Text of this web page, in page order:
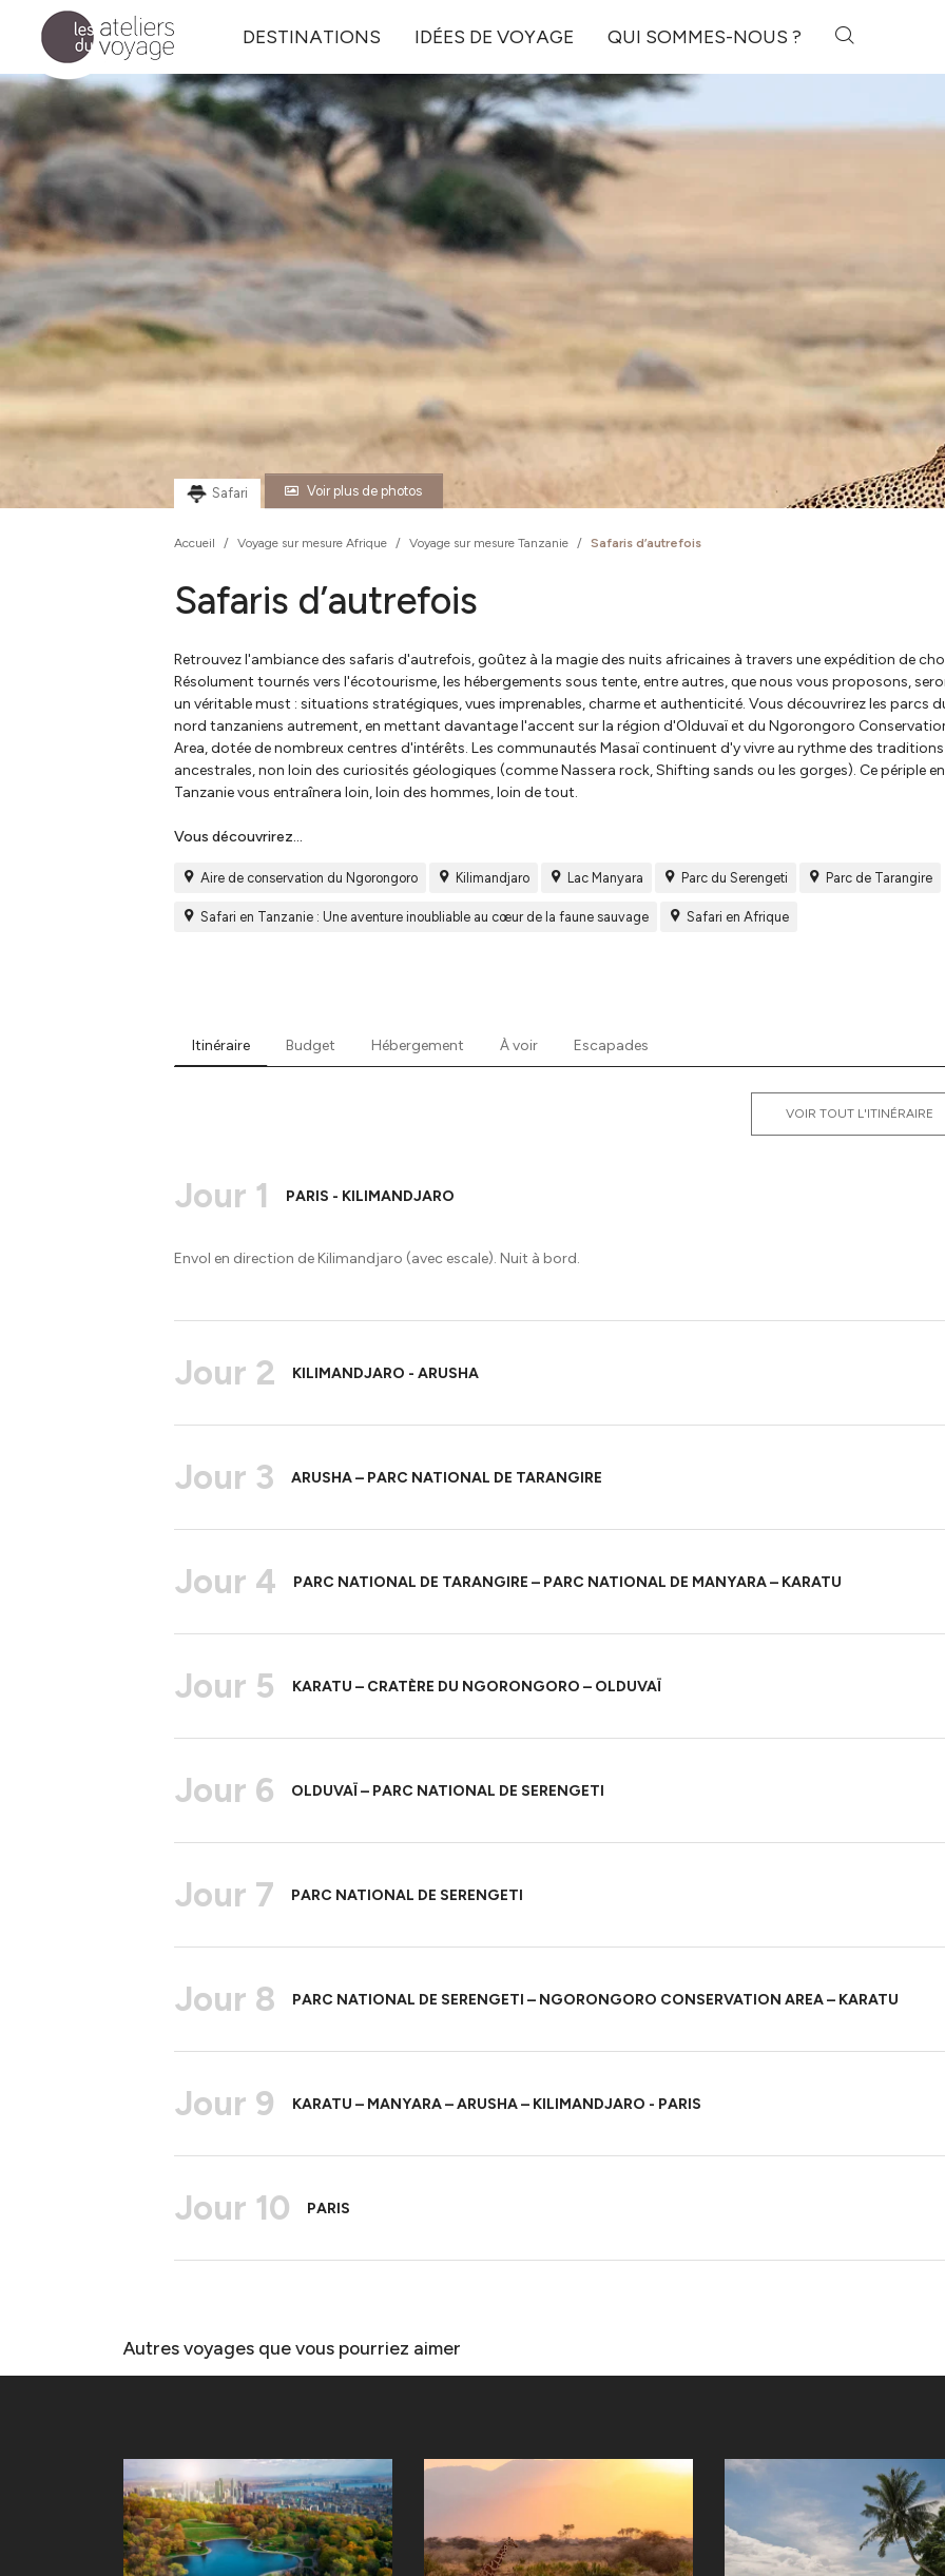
Aller au contenu principal
DESTINATIONS IDÉES DE VOYAGE QUI SOMMES-NOUS ?
Safari Voir plus de photos
Accueil / Voyage sur mesure Afrique / Voyage sur mesure Tanzanie / Safaris d’autrefois
Safaris d’autrefois
Retrouvez l'ambiance des safaris d'autrefois, goûtez à la magie des nuits africaines à travers une expédition de
Résolument tournés vers l'écotourisme, les hébergements sous tente, entre autres, que nous vous proposons,
un véritable must : situations stratégiques, vues imprenables, charme et authenticité. Vous découvrirez les parcs
nord tanzaniens autrement, en mettant davantage l'accent sur la région d'Olduvaï et du Ngorongoro
Area, dotée de nombreux centres d'intérêts. Les communautés Masaï continuent d'y vivre au rythme des traditions
ancestrales, non loin des curiosités géologiques (comme Nassera rock, Shifting sands ou les gorges). Ce périple en
Tanzanie vous entraînera loin, loin des hommes, loin de tout.
Vous découvrirez...
Aire de conservation du Ngorongoro Kilimandjaro Lac Manyara Parc du Serengeti Parc de Tarangire
Safari en Tanzanie : Une aventure inoubliable au cœur de la faune sauvage Safari en Afrique
Itinéraire Budget Hébergement À voir Escapades
VOIR TOUT L'ITINÉRAIRE
Jour 1 PARIS - KILIMANDJARO
Envol en direction de Kilimandjaro (avec escale). Nuit à bord.
Jour 2 KILIMANDJARO - ARUSHA
Jour 3 ARUSHA – PARC NATIONAL DE TARANGIRE
Jour 4 PARC NATIONAL DE TARANGIRE – PARC NATIONAL DE MANYARA – KARATU
Jour 5 KARATU – CRATÈRE DU NGORONGORO – OLDUVAÏ
Jour 6 OLDUVAÏ – PARC NATIONAL DE SERENGETI
Jour 7 PARC NATIONAL DE SERENGETI
Jour 8 PARC NATIONAL DE SERENGETI – NGORONGORO CONSERVATION AREA – KARATU
Jour 9 KARATU – MANYARA – ARUSHA – KILIMANDJARO - PARIS
Jour 10 PARIS
Autres voyages que vous pourriez aimer